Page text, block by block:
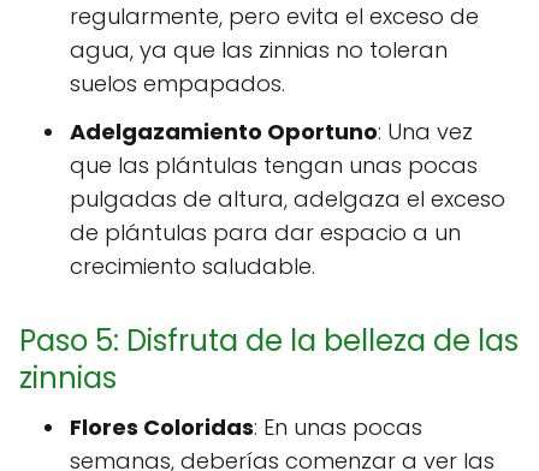
regularmente, pero evita el exceso de
agua, ya que las zinnias no toleran
suelos empapados.
Adelgazamiento Oportuno: Una vez
que las plántulas tengan unas pocas
pulgadas de altura, adelgaza el exceso
de plántulas para dar espacio a un
crecimiento saludable.
Paso 5: Disfruta de la belleza de las
zinnias
Flores Coloridas: En unas pocas
semanas, deberías comenzar a ver las